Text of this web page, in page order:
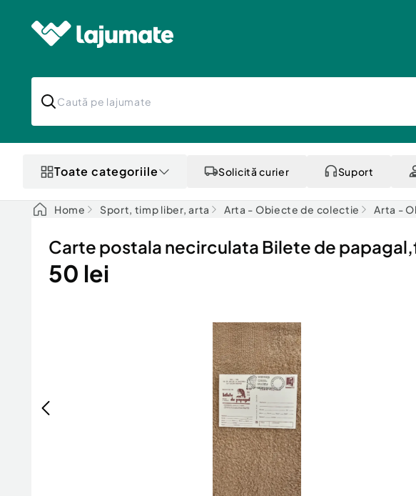
Toate categoriile Solicită curier Suport
Home Sport, timp liber, arta Arta - Obiecte de colectie Arta -
Carte postala necirculata Bilete de
50 lei